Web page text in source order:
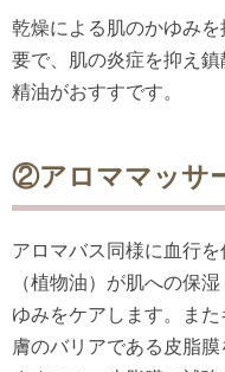
乾燥による肌のかゆみ
要で、肌の炎症を抑え
精油がおすすです。
②アロママッサ
アロマバス同様に血行
（植物油）が肌への保
ゆみをケアします。ま
膚のバリアである皮脂